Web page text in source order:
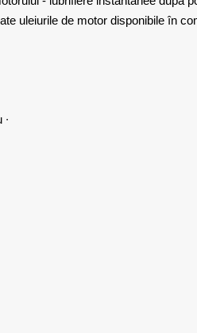
uleiurile de motor disponibile în